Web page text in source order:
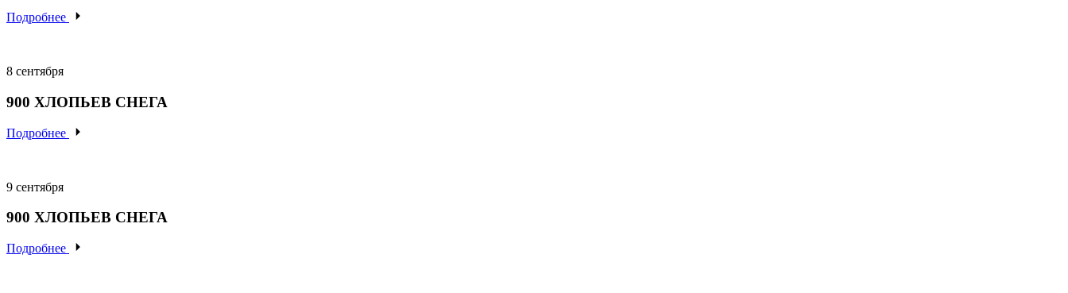
Подробнее
8 сентября
900 ХЛОПЬЕВ СНЕГА
Подробнее
9 сентября
900 ХЛОПЬЕВ СНЕГА
Подробнее